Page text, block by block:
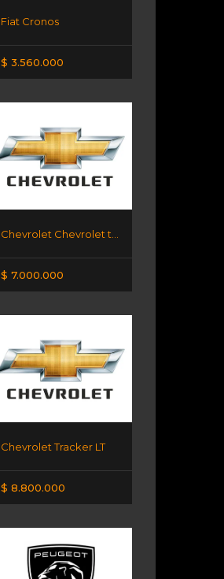
Fiat Cronos
$ 3.560.000
$ 7.000.000
Chevrolet Tracker LT
$ 8.800.000